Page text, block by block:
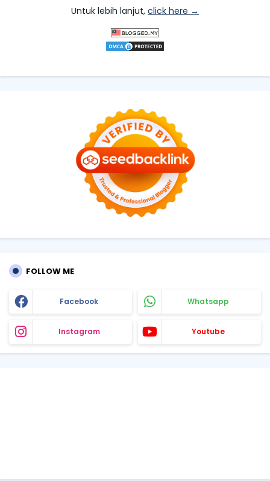
Untuk lebih lanjut, click here →
FOLLOW ME
Facebook Whatsapp
Instagram Youtube